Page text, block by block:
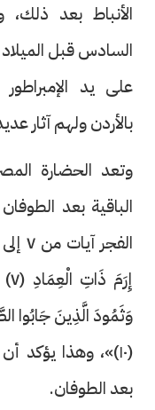
الأنباط بعد ذلك،
على يد
بالأردن ولهم آثار
وتعد الحضارة
الباقية بعد
(١٠)»، وهذا يؤكد
بعد الطوفان.